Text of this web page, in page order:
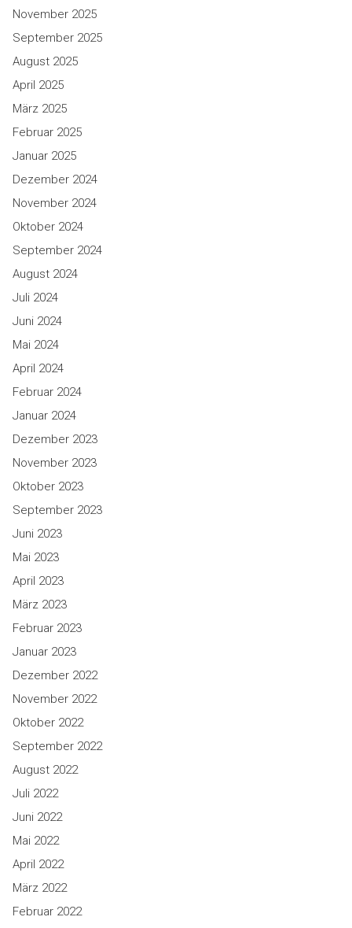
November 2025
September 2025
August 2025
April 2025
März 2025
Februar 2025
Januar 2025
Dezember 2024
November 2024
Oktober 2024
September 2024
August 2024
Juli 2024
Juni 2024
Mai 2024
April 2024
Februar 2024
Januar 2024
Dezember 2023
November 2023
Oktober 2023
September 2023
Juni 2023
Mai 2023
April 2023
März 2023
Februar 2023
Januar 2023
Dezember 2022
November 2022
Oktober 2022
September 2022
August 2022
Juli 2022
Juni 2022
Mai 2022
April 2022
März 2022
Februar 2022